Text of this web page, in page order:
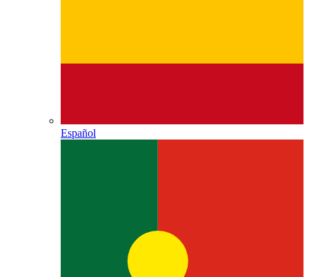
Español